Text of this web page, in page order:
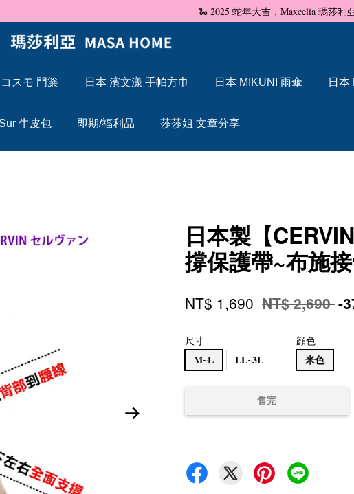
吉，Maxcelia 瑪莎利亞 蛇年伊始，祝福大家「蛇」來運轉✨
スモ 門簾 日本 濱文漾 手帕方巾 日本 MIKUNI 雨傘 日本
牛皮包 即期/福利品 莎莎姐 文章分享
日本製【
撐保護帶~布施
NT$ 1,690 NT$ 2,690-
尺寸
M~L LL~3L
顔色
米色
售完
您的購物車目前還是空的。